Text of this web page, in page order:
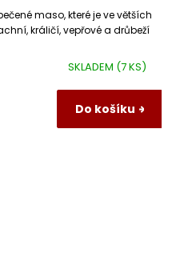
SKLADEM (7 KS)
Do košíku
maso, které je ve větších
králičí, vepřové a drůbeží